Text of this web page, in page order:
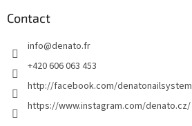
Contact
info@denato.fr
+420 606 063 453
http://facebook.com/denatonailsystem
https://www.instagram.com/denato.cz/